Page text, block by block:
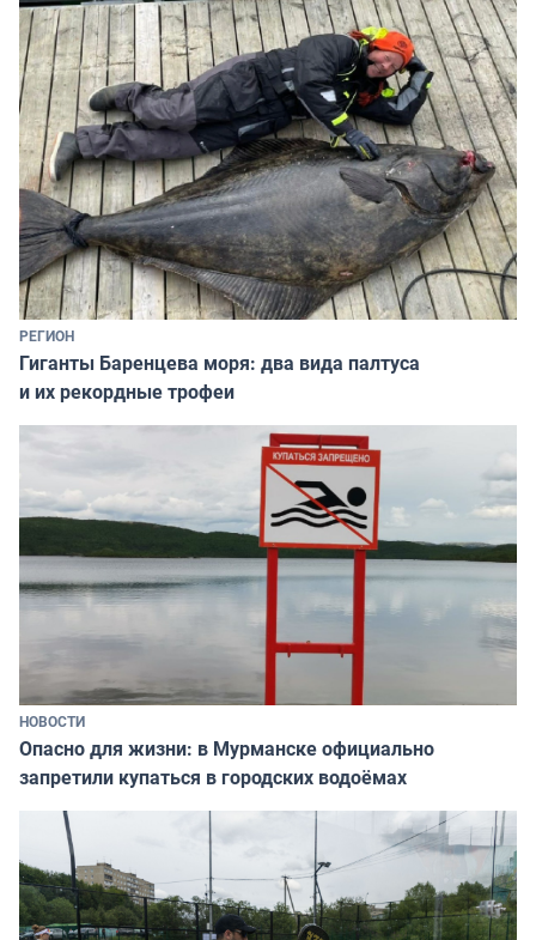
РЕГИОН
Гиганты Баренцева моря: два вида палтуса
и их рекордные трофеи
НОВОСТИ
Опасно для жизни: в Мурманске официально
запретили купаться в городских водоёмах